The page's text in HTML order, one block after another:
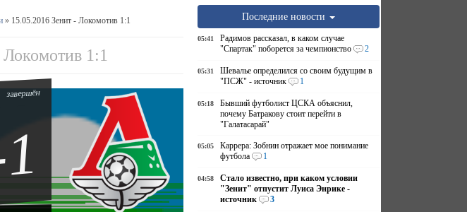
» 15.05.2016 Зенит - Локомотив 1:1
1:1
завершён
Последние новости
05:41
Радимов рассказал, в каком случае
"Спартак" поборется за чемпионство
2
05:31
Шевалье определился со своим будущим в
"ПСЖ" - источник
1
05:18
Бывший футболист ЦСКА объяснил,
почему Батракову стоит перейти в
"Галатасарай"
05:05
Каррера: Зобнин отражает мое понимание
футбола
1
04:58
Стало известно, при каком условии
"Зенит" отпустит Луиса Энрике -
источник
3